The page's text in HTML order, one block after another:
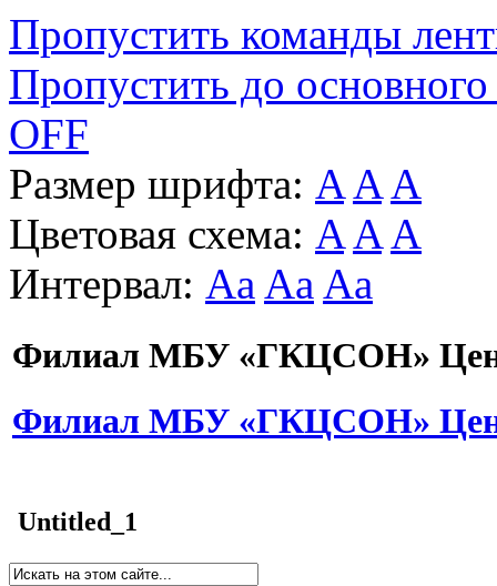
Пропустить команды
Пропустить до основного
OFF
Размер шрифта: A A A
Цветовая схема: A A A
Интервал: Aa Aa Aa
Филиал МБУ «ГКЦСОН»
Филиал МБУ «ГКЦСОН»
Untitled_1